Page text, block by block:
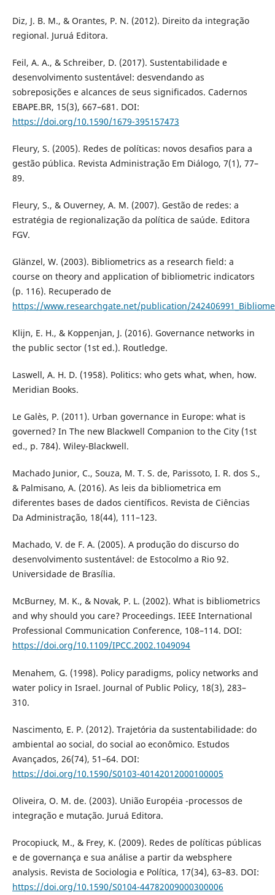
Diz, J. B. M., & Orantes, P. N. (2012). Direito da integração
regional. Juruá Editora.
Feil, A. A., & Schreiber, D. (2017). Sustentabilidade e
desenvolvimento sustentável: desvendando as
sobreposições e alcances de seus significados. Cadernos
EBAPE.BR, 15(3), 667–681. DOI:
https://doi.org/10.1590/1679-395157473
Fleury, S. (2005). Redes de políticas: novos desafios para a
gestão pública. Revista Administração Em Diálogo, 7(1), 77–
89.
Fleury, S., & Ouverney, A. M. (2007). Gestão de redes: a
estratégia de regionalização da política de saúde. Editora
FGV.
Glänzel, W. (2003). Bibliometrics as a research field: a
course on theory and application of bibliometric indicators
(p. 116). Recuperado de
https://www.researchgate.net/publication/
Klijn, E. H., & Koppenjan, J. (2016). Governance networks in
the public sector (1st ed.). Routledge.
Laswell, A. H. D. (1958). Politics: who gets what, when, how.
Meridian Books.
Le Galès, P. (2011). Urban governance in Europe: what is
governed? In The new Blackwell Companion to the City (1st
ed., p. 784). Wiley-Blackwell.
Machado Junior, C., Souza, M. T. S. de, Parissoto, I. R. dos S.,
& Palmisano, A. (2016). As leis da bibliometrica em
diferentes bases de dados científicos. Revista de Ciências
Da Administração, 18(44), 111–123.
Machado, V. de F. A. (2005). A produção do discurso do
desenvolvimento sustentável: de Estocolmo a Rio 92.
Universidade de Brasília.
McBurney, M. K., & Novak, P. L. (2002). What is bibliometrics
and why should you care? Proceedings. IEEE International
Professional Communication Conference, 108–114. DOI:
https://doi.org/10.1109/IPCC.2002.1049094
Menahem, G. (1998). Policy paradigms, policy networks and
water policy in Israel. Journal of Public Policy, 18(3), 283–
310.
Nascimento, E. P. (2012). Trajetória da sustentabilidade: do
ambiental ao social, do social ao econômico. Estudos
Avançados, 26(74), 51–64. DOI:
https://doi.org/10.1590/S0103-40142012000100005
Oliveira, O. M. de. (2003). União Européia -processos de
integração e mutação. Juruá Editora.
Procopiuck, M., & Frey, K. (2009). Redes de políticas públicas
e de governança e sua análise a partir da websphere
analysis. Revista de Sociologia e Política, 17(34), 63–83. DOI:
https://doi.org/10.1590/S0104-44782009000300006